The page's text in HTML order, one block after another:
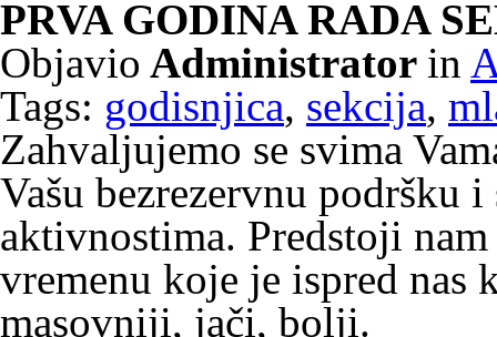
PRVA GODINA RADA
Objavio Administrator in
Tags: godisnjica, sekcija,
Zahvaljujemo se svima
Vašu bezrezervnu podršku
aktivnostima. Predstoji
vremenu koje je ispred nas
masovniji, jači, bolji.